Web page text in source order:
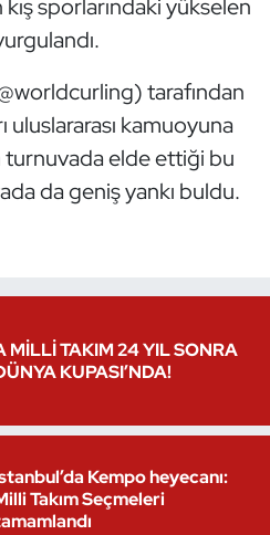
kış sporlarındaki yükselen
tarafından
uluslararası kamuoyuna
elde ettiği bu
da geniş yankı buldu.
MİLLİ TAKIM 24 YIL SONRA
KUPASI’NDA!
Kempo heyecanı:
Takım Seçmeleri